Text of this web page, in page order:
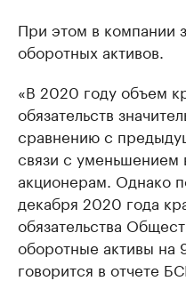
При этом в компании
оборотных активов.
«В 2020 году объем
обязательств
сравнению с
связи с уменьшением
акционерам. Однако
декабря 2020 года
обязательства
оборотные активы
говорится в отчете